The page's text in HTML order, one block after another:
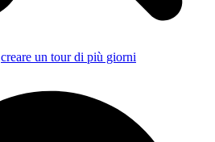
creare un tour di più giorni